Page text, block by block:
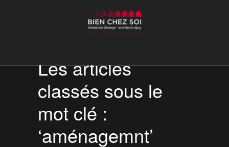
Les articles
classés sous le
mot clé :
‘aménagemnt’